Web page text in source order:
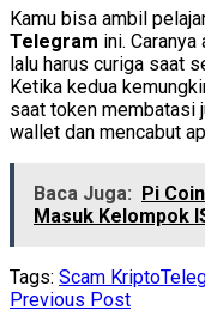
Kamu bisa ambil
Telegram ini.
lalu harus curiga saat
Ketika kedua
saat token membatasi
wallet dan mencabut
Baca Juga: Pi
Masuk Kelompok
Tags: Scam Kripto
Previous Post